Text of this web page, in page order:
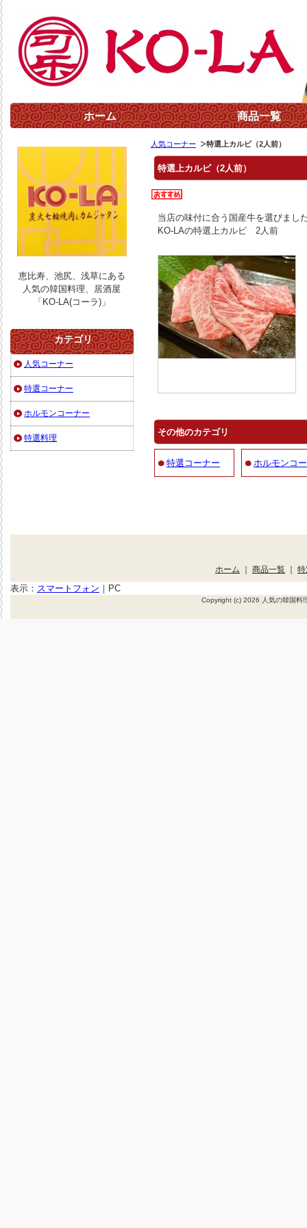
ホーム 商品一覧
人気コーナー 特選上カルビ（2人前）
特選上カルビ（2人前）
当店の味付に合う国産牛を選びまし
KO-LAの特選上カルビ 2人前
その他のカテゴリ
特選コーナー ホルモンコ
恵比寿、池尻、浅草にある
人気の韓国料理、居酒屋
「KO-LA(コーラ)」
カテゴリ
人気コーナー
特選コーナー
ホルモンコーナー
特選料理
ホーム ｜ 商品一覧 ｜ 特
表示： スマートフォン ｜ PC
Copyright (c) 2026 人気の韓国料